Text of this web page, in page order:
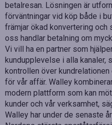
betalresan. Lösningen är
förväntningar vid köp både i
främjar ökad konvertering
oss handlar betalning om
Vi vill ha en partner som
kundupplevelse i alla kanaler,
kontrollen över
för vår affär. Walley
modern plattform som kan
kunder och vår verksamhet,
Walley har under de senaste